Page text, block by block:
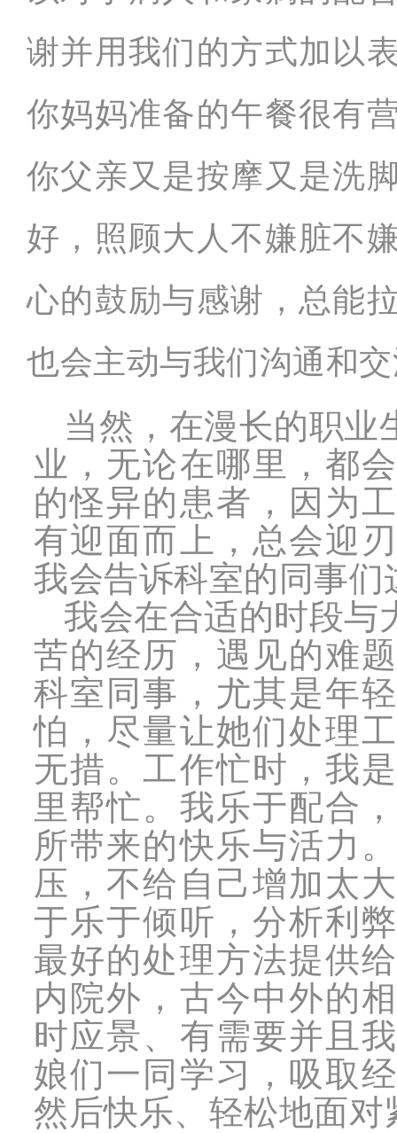
谢并用我们的方式加以
你妈妈准备的午餐很有
你父亲又是按摩又是洗
好，照顾大人不嫌脏不
心的鼓励与感谢，总能
也会主动与我们沟通和
当然，在漫长的职业
业，无论在哪里，都
的怪异的患者，因为
有迎面而上，总会迎
我会告诉科室的同事
我会在合适的时段与
苦的经历，遇见的难
科室同事，尤其是年
怕，尽量让她们处理
无措。工作忙时，我
里帮忙。我乐于配合
所带来的快乐与活力
压，不给自己增加太
于乐于倾听，分析利
最好的处理方法提供
内院外，古今中外的
时应景、有需要并且
娘们一同学习，吸取
然后快乐、轻松地面对